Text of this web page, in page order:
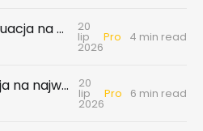
INSIGHT #181: Sytuacja na największych rynkach mieszkaniowych po II kwartale 2026 20
lip
2026
Pro 4 min read
RAPORT | Sytuacja na największych rynkach mieszkaniowych po II kwartale 2026 20
lip
2026
Pro 6 min read